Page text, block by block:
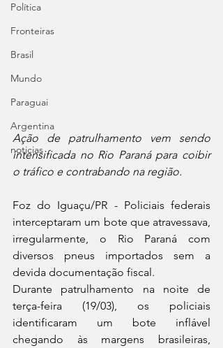
Política
Fronteiras
Brasil
Mundo
Paraguai
Argentina
noticias
Ação de patrulhamento vem sendo
intensificada no Rio Paraná para coibir
o tráfico e contrabando na região.
Foz do Iguaçu/PR - Policiais federais
interceptaram um bote que atravessava,
irregularmente, o Rio Paraná com
diversos pneus importados sem a
devida documentação fiscal.
Durante patrulhamento na noite de
terça-feira (19/03), os policiais
identificaram um bote inflável
chegando às margens brasileiras,